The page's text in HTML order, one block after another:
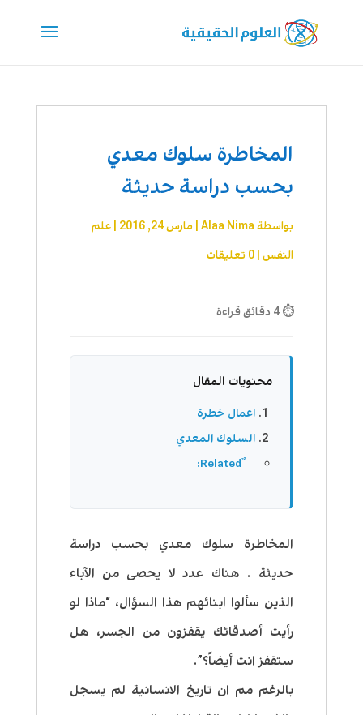
المخاطرة سلوك معدي
بحسب دراسة حديثة
بواسطة Alaa Nima
| مارس 24, 2016
علم
النفس| 0 تعليقات
⏱ 4 دقائق قراءة
محتويات المقال
اعمال خطرة
السلوك المعدي
ٌRelated:
المخاطرة سلوك معدي بحسب دراسة
حديثة . هناك عدد لا يحصى من الآباء
الذين سألوا ابنائهم هذا السؤال، “ماذا لو
رأيت أصدقائك يقفزون من الجسر، هل
ستقفز انت أيضاً؟”.
بالرغم مم ان تاريخ الانسانية لم يسجل